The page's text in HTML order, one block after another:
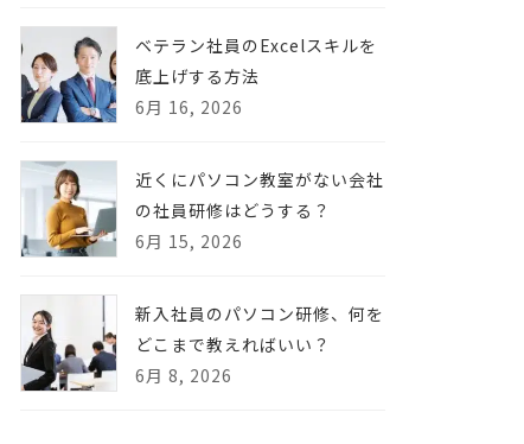
ベテラン社員のExcelスキルを
底上げする方法
6月 16, 2026
近くにパソコン教室がない会社
の社員研修はどうする？
6月 15, 2026
新入社員のパソコン研修、何を
どこまで教えればいい？
6月 8, 2026